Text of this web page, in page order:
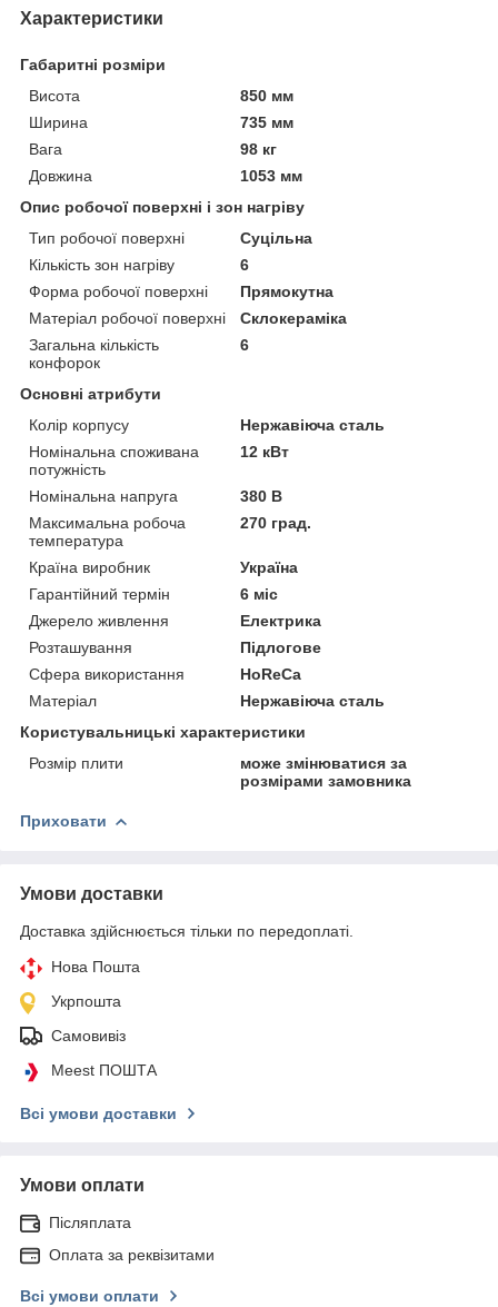
Характеристики
Габаритні розміри
Висота
850 мм
Ширина
735 мм
Вага
98 кг
Довжина
1053 мм
Опис робочої поверхні і зон нагріву
Тип робочої поверхні
Суцільна
Кількість зон нагріву
6
Форма робочої поверхні
Прямокутна
Матеріал робочої поверхні
Склокераміка
Загальна кількість
конфорок
6
Основні атрибути
Колір корпусу
Нержавіюча сталь
Номінальна споживана
потужність
12 кВт
Номінальна напруга
380 В
Максимальна робоча
температура
270 град.
Країна виробник
Україна
Гарантійний термін
6 міс
Джерело живлення
Електрика
Розташування
Підлогове
Сфера використання
HoReCa
Матеріал
Нержавіюча сталь
Користувальницькі характеристики
Розмір плити
може змінюватися за
розмірами замовника
Приховати
Умови доставки
Доставка здійснюється тільки по передоплаті.
Нова Пошта
Укрпошта
Самовивіз
Meest ПОШТА
Всі умови доставки
Умови оплати
Післяплата
Оплата за реквізитами
Всі умови оплати